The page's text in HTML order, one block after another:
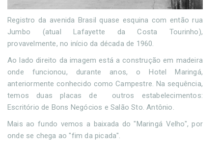
Registro da avenida Brasil quase esquina com então rua
Jumbo (atual Lafayette da Costa Tourinho),
provavelmente, no início da década de 1960.
Ao lado direito da imagem está a construção em madeira
onde funcionou, durante anos, o Hotel Maringá,
anteriormente conhecido como Campestre. Na sequência,
temos duas placas de outros estabelecimentos:
Escritório de Bons Negócios e Salão Sto. Antônio.
Mais ao fundo vemos a baixada do "Maringá Velho", por
onde se chega ao "fim da picada".